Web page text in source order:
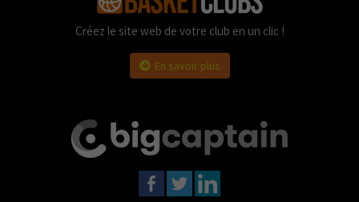
Créez le site web de votre club en un clic !
En savoir plus